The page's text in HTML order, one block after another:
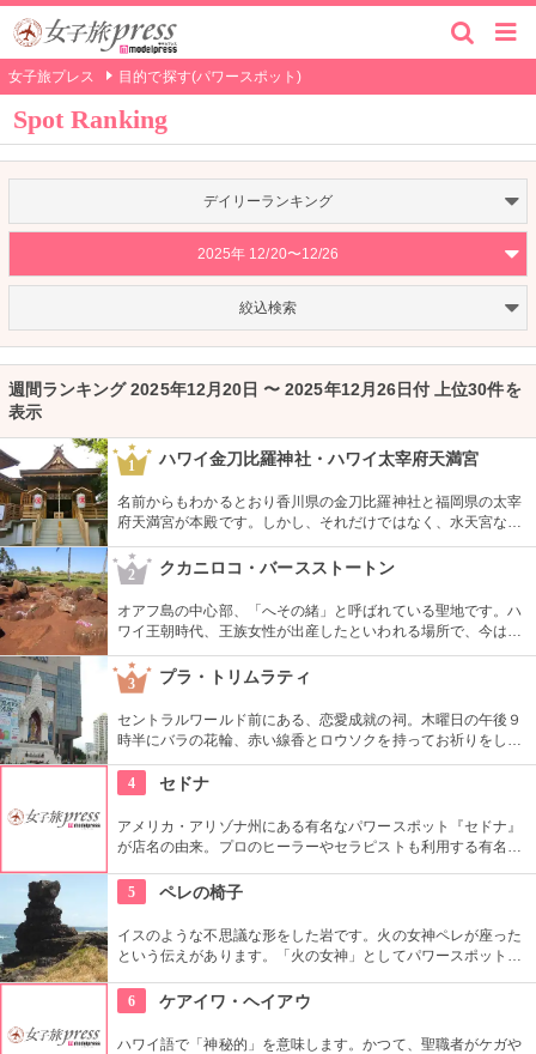
女子旅プレス 目的で探す(パワースポット)
Spot Ranking
デイリーランキング
2025年 12/20〜12/26
絞込検索
週間ランキング 2025年12月20日 〜 2025年12月26日付 上位30件を
表示
1 ハワイ金刀比羅神社・ハワイ太宰府天満宮
名前からもわかるとおり香川県の金刀比羅神社と福岡県の太宰
府天満宮が本殿です。しかし、それだけではなく、水天宮など
7つのお宮さんがあります。お願いごとによって使い分けても
いいですね。もちろん、全部回ってあらゆるお願いをする人
も。
2 クカニロコ・バースストートン
オアフ島の中心部、「へその緒」と呼ばれている聖地です。ハ
ワイ王朝時代、王族女性が出産したといわれる場所で、今は子
宝祈願、安産祈願のパワースポットとして知られています。た
くさんのエネルギーを浴びて帰ってくださいね。
3 プラ・トリムラティ
セントラルワールド前にある、恋愛成就の祠。木曜日の午後９
時半にバラの花輪、赤い線香とロウソクを持ってお祈りをしに
行くと、恋が成就すると言われている。多くのタイの地元女性
に交じって一緒にお参りしよう。
4 セドナ
アメリカ・アリゾナ州にある有名なパワースポット『セドナ』
が店名の由来。プロのヒーラーやセラピストも利用する有名店
レスレット、オイルなど、日常的に使えるものもたくさんあり
ます。
5 ペレの椅子
イスのような不思議な形をした岩です。火の女神ペレが座った
という伝えがあります。「火の女神」としてパワースポットと
を。ワイキキから車でも行きやすい場所にありますので、ドラ
イブの途中で立ち寄ってみては。
6 ケアイワ・ヘイアウ
ハワイ語で「神秘的」を意味します。かつて、聖職者がケガや